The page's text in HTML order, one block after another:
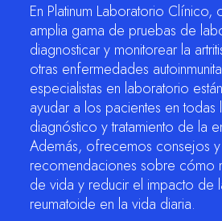
En Platinum Laboratorio Clínico,
amplia gama de pruebas de
diagnosticar y monitorear la
otras enfermedades
especialistas en laboratorio
ayudar a los pacientes en todas
diagnóstico y tratamiento de la
Además, ofrecemos consejos y
recomendaciones sobre cómo
de vida y reducir el impacto de
reumatoide en la vida diaria.